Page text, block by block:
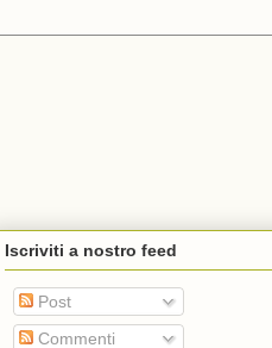
Iscriviti a nostro feed
Post
Commenti